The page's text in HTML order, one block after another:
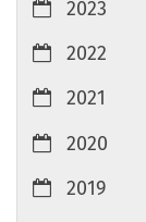
2023
2022
2021
2020
2019